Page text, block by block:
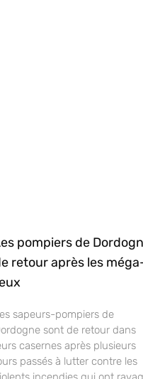
pompiers de
retour après les
sapeurs-pompiers de
sont de retour dans
casernes après plusieurs
passés à lutter contre les